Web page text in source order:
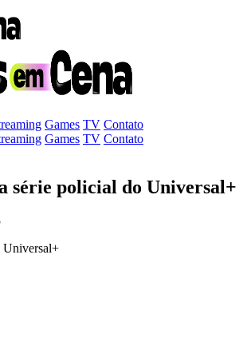
Games TV Contato
Games TV Contato
série policial do Universal+